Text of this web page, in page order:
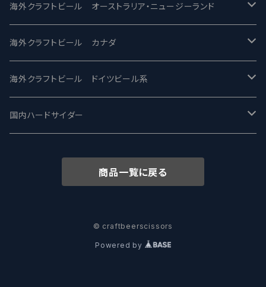
ビアへるん - Beer Hearn
忽布古丹醸造 - HOP KOTAN
ワイマーケットブルーイング Y.Market Brewing
志賀高原ビール - SIGAKOGEN
箕面ビール - MINOH BEER
サンクトガーレン - Sankt Gallen
Toppling Goliath トップリンゴライアス
Fair State フェアステイト
Lagunitas ラグニタス
FirestoneWalker ファイアストーン
Mikkeller ミッケラー
Hop Nation ホップネーション
SAIREN /サイレン
ワイルドチャイルド - Wilde Child
BrewDog Brewery - ブリュードッグ
The Flying Inn / ザ フライイング イン
Lambiek Fabriek - ファブリーク
gweilo-鬼佬 グウァイロ
Heart Of Darkness - ハートオブダークネス
Carbon brews -カーボン
TAIHU - タイフー
Behemoth - ベヒーモス
海外クラフトビール オーストラリア・ニュージーランド
ROCKY RIDGE - ロッキーリッジ
BODRIGGY BREWING ボッドリッジー
CO-CONSPIRATORS コ・コンスピレーターズ
Deep Creek Brewing Co.
8 Wired エイトワイアード
海外クラフトビール カナダ
Jackie O's ジャッキーオーズ
Westbrook ウェストブルック
Strathcona ストラスコナ
ODIN BREWING オディン
海外クラフトビール ドイツビール系
Karmeliten カーメリテン
Früh フリュー
国内ハードサイダー
商品一覧に戻る
© craftbeerscissors
Powered by